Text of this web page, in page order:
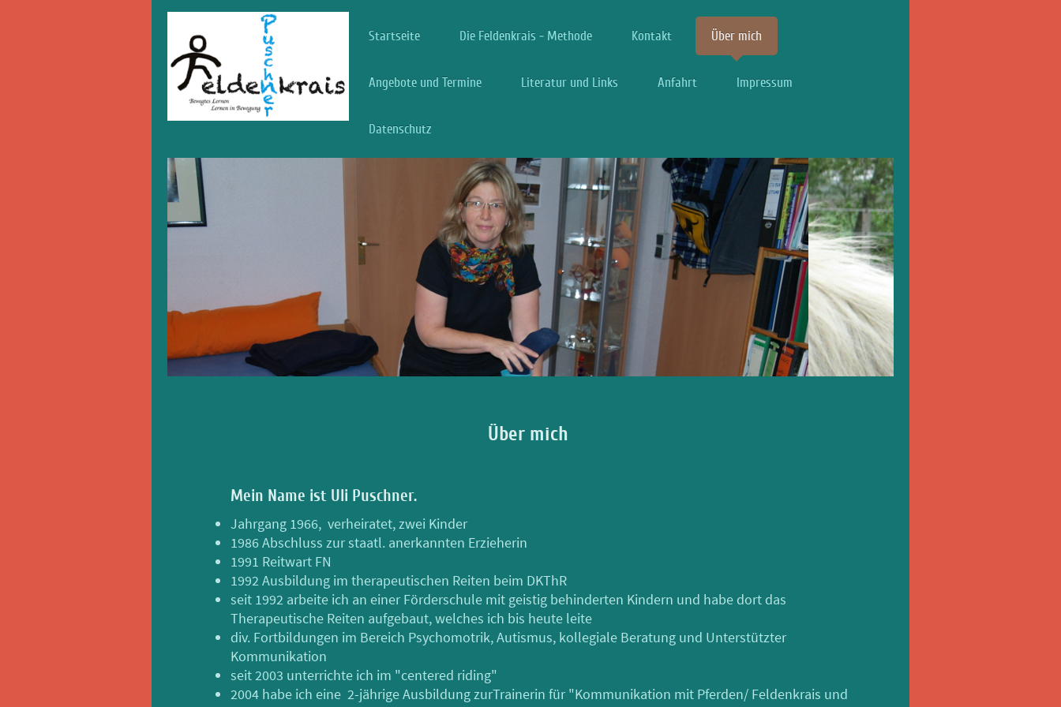
Startseite Die Feldenkrais - Methode Kontakt Über mich
Angebote und Termine Literatur und Links Anfahrt Impressum
Datenschutz
Über mich
Mein Name ist Uli Puschner.
Jahrgang 1966, verheiratet, zwei Kinder
1986 Abschluss zur staatl. anerkannten Erzieherin
1991 Reitwart FN
1992 Ausbildung im therapeutischen Reiten beim DKThR
seit 1992 arbeite ich an einer Förderschule mit geistig behinderten Kindern und habe dort das
Therapeutische Reiten aufgebaut, welches ich bis heute leite
div. Fortbildungen im Bereich Psychomotrik, Autismus, kollegiale Beratung und Unterstützter
Kommunikation
seit 2003 unterrichte ich im "centered riding"
2004 habe ich eine 2-jährige Ausbildung zurTrainerin für "Kommunikation mit Pferden/ Feldenkrais und